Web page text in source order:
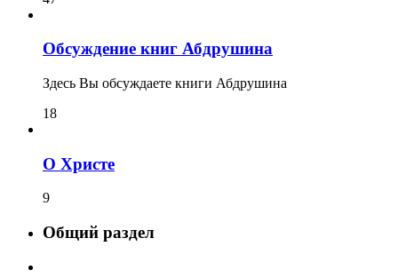
Обсуждение книг Абдрушина
Здесь Вы обсуждаете книги Абдрушина
18
О Христе
9
Общий раздел